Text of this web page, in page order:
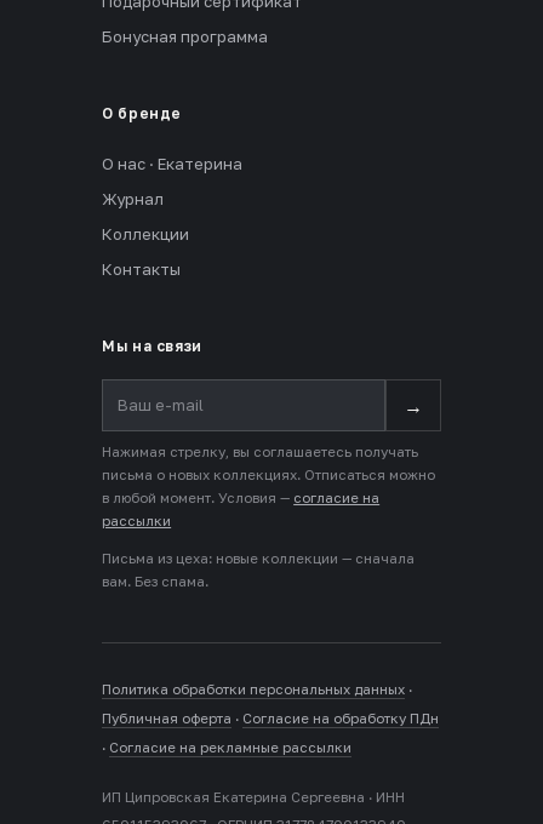
Бонусная программа
О бренде
О нас · Екатерина
Журнал
Коллекции
Контакты
Мы на связи
→
Нажимая стрелку, вы соглашаетесь получать
письма о новых коллекциях. Отписаться можно
в любой момент. Условия — согласие на
рассылки
Письма из цеха: новые коллекции — сначала
вам. Без спама.
Политика обработки персональных данных ·
Публичная оферта · Согласие на обработку ПДн
· Согласие на рекламные рассылки
ИП Ципровская Екатерина Сергеевна · ИНН